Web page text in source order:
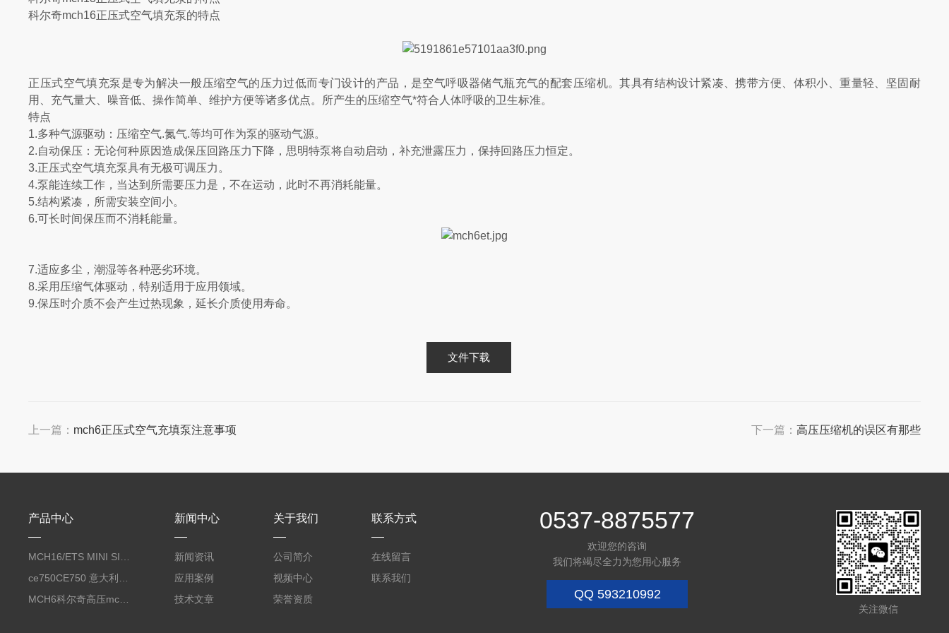
科尔奇mch16正压式空气填充泵的特点
正压式空气填充泵是专为解决一般压缩空气的压力过低而专门设计的产品，是空气呼吸器储气瓶充气的配套压缩机。其具有结构设计紧凑、携带方便、体积小、重量轻、坚固耐
用、充气量大、噪音低、操作简单、维护方便等诸多优点。所产生的压缩空气*符合人体呼吸的卫生标准。
特点
1.多种气源驱动：压缩空气.氮气.等均可作为泵的驱动气源。
2.自动保压：无论何种原因造成保压回路压力下降，思明特泵将自动启动，补充泄露压力，保持回路压力恒定。
3.正压式空气填充泵具有无极可调压力。
4.泵能连续工作，当达到所需要压力是，不在运动，此时不再消耗能量。
5.结构紧凑，所需安装空间小。
6.可长时间保压而不消耗能量。
7.适应多尘，潮湿等各种恶劣环境。
8.采用压缩气体驱动，特别适用于应用领域。
9.保压时介质不会产生过热现象，延长介质使用寿命。
文件下载
上一篇： mch6正压式空气充填泵注意事项 下一篇： 高压压缩机的误区有那些
产品中心 新闻中心
新闻资讯
应用案例
技术文章
关于我们
公司简介
视频中心
荣誉资质
联系方式
在线留言
联系我们
0537-8875577
欢迎您的咨询
我们将竭尽全力为您用心服务
QQ 593210992
关注微信